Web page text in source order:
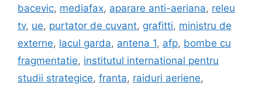
bacevic, mediafax, aparare anti-aeriana, releu
tv, ue, purtator de cuvant, grafitti, ministru de
externe, lacul garda, antena 1, afp, bombe cu
fragmentatie, institutul international pentru
studii strategice, franta, raiduri aeriene,